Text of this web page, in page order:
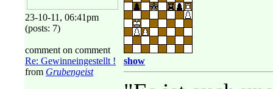
23-10-11, 06:41pm
(posts: 7)
comment on comment
Re: Gewinneingestellt !
from Grubengeist
show